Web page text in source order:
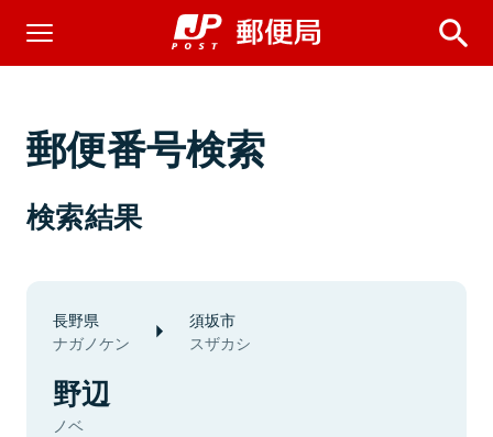
郵便番号検索
検索結果
長野県
ナガノケン
須坂市
スザカシ
野辺
ノベ